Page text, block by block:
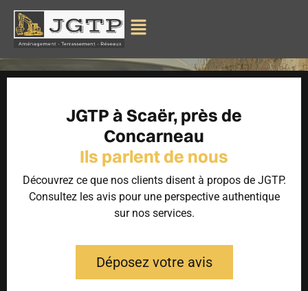
JGTP à Scaër, près de
Concarneau
Ils parlent de nous
Découvrez ce que nos clients disent à propos de JGTP.
Consultez les avis pour une perspective authentique
sur nos services.
Déposez votre avis